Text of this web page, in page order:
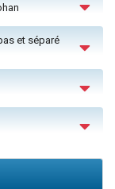
et séparé